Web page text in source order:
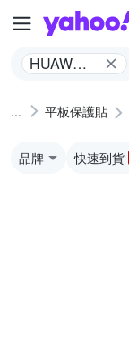
HUAWEI
平板保護貼
品牌 快速到貨